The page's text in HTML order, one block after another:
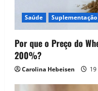
Saúde Suplementação
Por que o Preço do
200%?
Carolina Hebeisen